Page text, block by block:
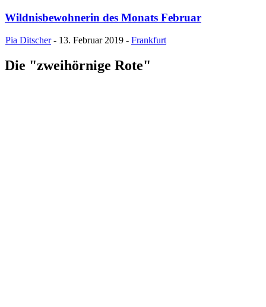
Wildnisbewohnerin des Monats Februar
Pia Ditscher- 13. Februar 2019 - Frankfurt
Die "zweihörnige Rote"